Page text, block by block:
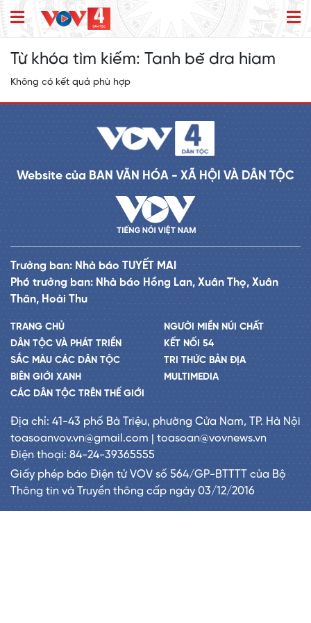
Từ khóa tìm kiếm: Tanh bĕ dra hiam
Không có kết quả phù hợp
Website của BAN VĂN HÓA - XÃ HỘI VÀ DÂN TỘC
Trưởng ban: Nhà báo TUYẾT MAI
Phó trưởng ban: Nhà báo Hồng Lan, Xuân Thọ, Xuân
Thân, Hoài Thu
TRANG CHỦ
DÂN TỘC VÀ PHÁT TRIỂN
SẮC MÀU CÁC DÂN TỘC
BIÊN GIỚI XANH
CÁC DÂN TỘC TRÊN THẾ GIỚI
NGƯỜI MIỀN NÚI CHẤT
KẾT NỐI 54
TRI THỨC BẢN ĐỊA
MULTIMEDIA
Địa chỉ: 41-43 phố Bà Triệu, phường Cửa Nam, TP. Hà Nội
toasoanvov.vn@gmail.com | toasoan@vovnews.vn
Điện thoại: 84-24-39365555
Giấy phép báo Điện tử VOV số 564/GP-BTTTT của Bộ
Thông tin và Truyền thông cấp ngày 03/12/2016